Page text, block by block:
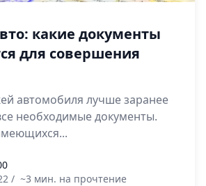
какие документы
для совершения
автомобиля лучше заранее
необходимые документы.
/ ~3 мин. на прочтение